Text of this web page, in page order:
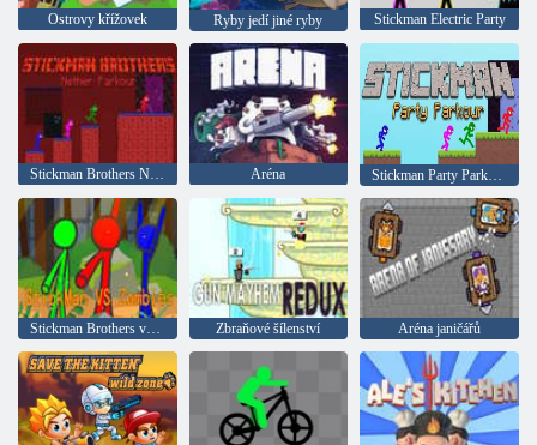
Ostrovy křížovek Ryby jedí jiné ryby Stickman Electric Party
Stickman Brothers Nether Parkour Aréna Stickman Party Parkour
Zbraňové šílenství Aréna janičářů